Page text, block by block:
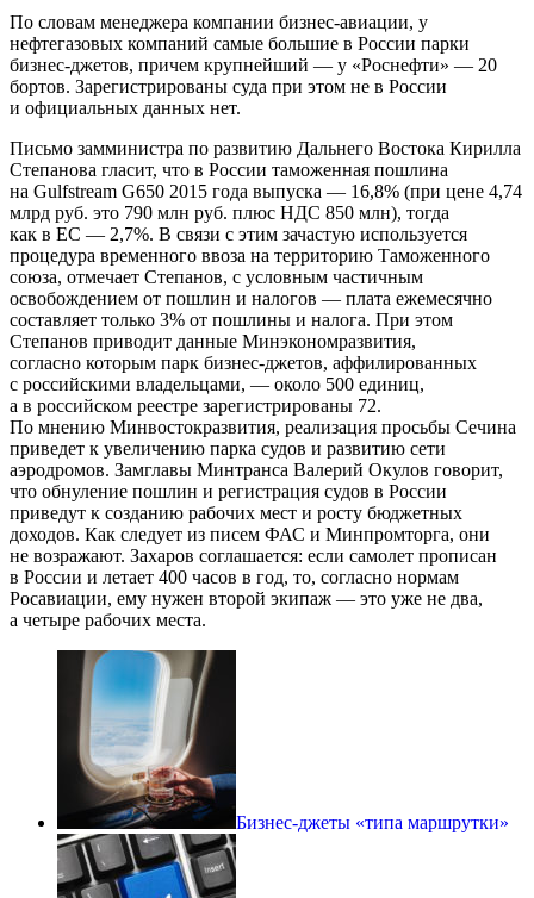
По словам менеджера компании бизнес-авиации, у
нефтегазовых компаний самые большие в России парки
бизнес-джетов, причем крупнейший — у «Роснефти» — 20
бортов. Зарегистрированы суда при этом не в России
и официальных данных нет.
Письмо замминистра по развитию Дальнего Востока Кирилла
Степанова гласит, что в России таможенная пошлина
на Gulfstream G650 2015 года выпуска — 16,8% (при цене 4,74
млрд руб. это 790 млн руб. плюс НДС 850 млн), тогда
как в ЕС — 2,7%. В связи с этим зачастую используется
процедура временного ввоза на территорию Таможенного
союза, отмечает Степанов, с условным частичным
освобождением от пошлин и налогов — плата ежемесячно
составляет только 3% от пошлины и налога. При этом
Степанов приводит данные Минэкономразвития,
согласно которым парк бизнес-джетов, аффилированных
с российскими владельцами, — около 500 единиц,
а в российском реестре зарегистрированы 72.
По мнению Минвостокразвития, реализация просьбы Сечина
приведет к увеличению парка судов и развитию сети
аэродромов. Замглавы Минтранса Валерий Окулов говорит,
что обнуление пошлин и регистрация судов в России
приведут к созданию рабочих мест и росту бюджетных
доходов. Как следует из писем ФАС и Минпромторга, они
не возражают. Захаров соглашается: если самолет прописан
в России и летает 400 часов в год, то, согласно нормам
Росавиации, ему нужен второй экипаж — это уже не два,
а четыре рабочих места.
Бизнес-джеты «типа маршрутки»